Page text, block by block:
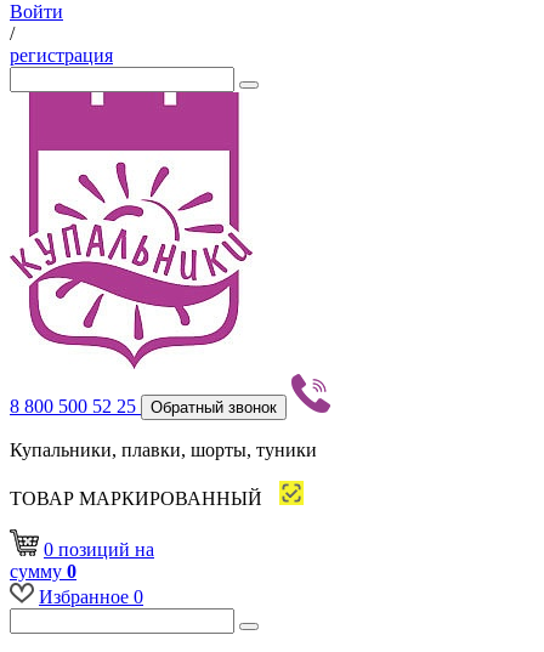
Войти
/
регистрация
8 800 500 52 25 Обратный звонок
Купальники, плавки, шорты, туники
ТОВАР МАРКИРОВАННЫЙ
0 позиций на
сумму 0
Избранное 0